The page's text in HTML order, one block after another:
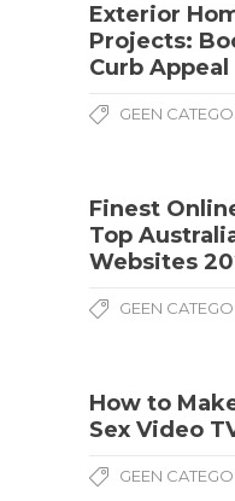
Exterior
Projects:
Curb Appeal
GEEN
Finest
Top
Websites
GEEN
How to
Sex Video
GEEN